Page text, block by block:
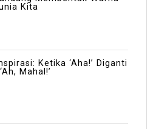
Kita
Ketika ‘Aha!’ Diganti
Mahal!’